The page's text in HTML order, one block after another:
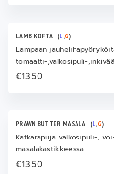
LAMB KOFTA (L,G)
Lampaan
tomaatti-,valkosipuli-
€13.50
PRAWN BUTTER MASALA (L,G)
Katkarapuja valkosipuli-,
masalakastikkeessa
€13.50